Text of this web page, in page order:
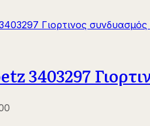
3403297